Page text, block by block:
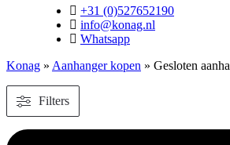
+31 (0)527652190
info@konag.nl
Whatsapp
Konag » Aanhanger kopen » Gesloten
Filters